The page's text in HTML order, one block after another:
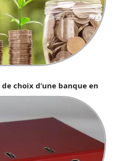
choix d’une banque en